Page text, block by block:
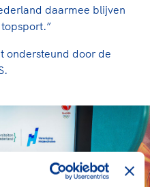
daarmee blijven
ondersteund door de